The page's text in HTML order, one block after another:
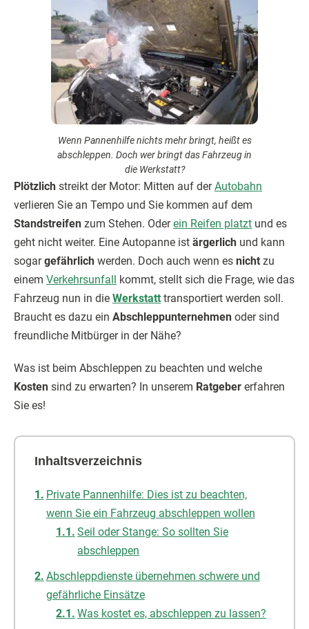
Wenn Pannenhilfe nichts mehr bringt, heißt es
abschleppen. Doch wer bringt das Fahrzeug in
die Werkstatt?
Plötzlich streikt der Motor: Mitten auf derAutobahn
verlieren Sie an Tempo und Sie kommen auf dem
Standstreifen zum Stehen. Oderein Reifen platzt und es
geht nicht weiter. Eine Autopanne ist ärgerlich und kann
sogargefährlich werden. Doch auch wenn es nicht zu
einem Verkehrsunfall kommt, stellt sich die Frage, wie das
Fahrzeug nun in die Werkstatt transportiert werden soll.
Braucht es dazu ein Abschleppunternehmen oder sind
freundliche Mitbürger in der Nähe?
Was ist beim Abschleppen zu beachten und welche
Kosten sind zu erwarten? In unserem Ratgeber erfahren
Sie es!
Inhaltsverzeichnis
Private Pannenhilfe: Dies ist zu beachten,
wenn Sie ein Fahrzeug abschleppen wollen
Seil oder Stange: So sollten Sie
abschleppen
Abschleppdienste übernehmen schwere und
gefährliche Einsätze
Was kostet es, abschleppen zu lassen?